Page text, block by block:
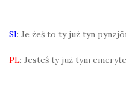
SI: Je żeś to ty już tyn
PL: Jesteś ty już tym